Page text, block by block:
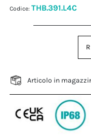
Codice:THB.391.L4C
Articolo in